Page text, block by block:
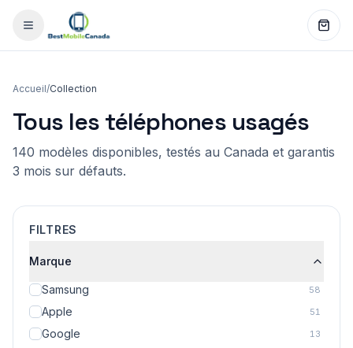
Accueil/Collection
Tous les téléphones usagés
140 modèles disponibles, testés au Canada et garantis
3 mois sur défauts.
FILTRES
Marque
Samsung 58
Apple 51
Google 13